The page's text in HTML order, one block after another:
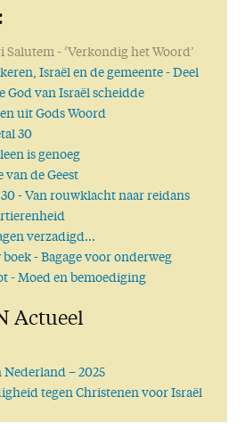
Salutem- ‘Verkondig het Woord’
Israël en de gemeente- Deel
God van Israël scheidde
uit Gods Woord
30
is genoeg
van de Geest
30 - Van rouwklacht naar reidans
verzadigd…
boek- Bagage voor onderweg
- Moed en bemoediging
Actueel
Nederland – 2025
tegen Christenen voor Israël